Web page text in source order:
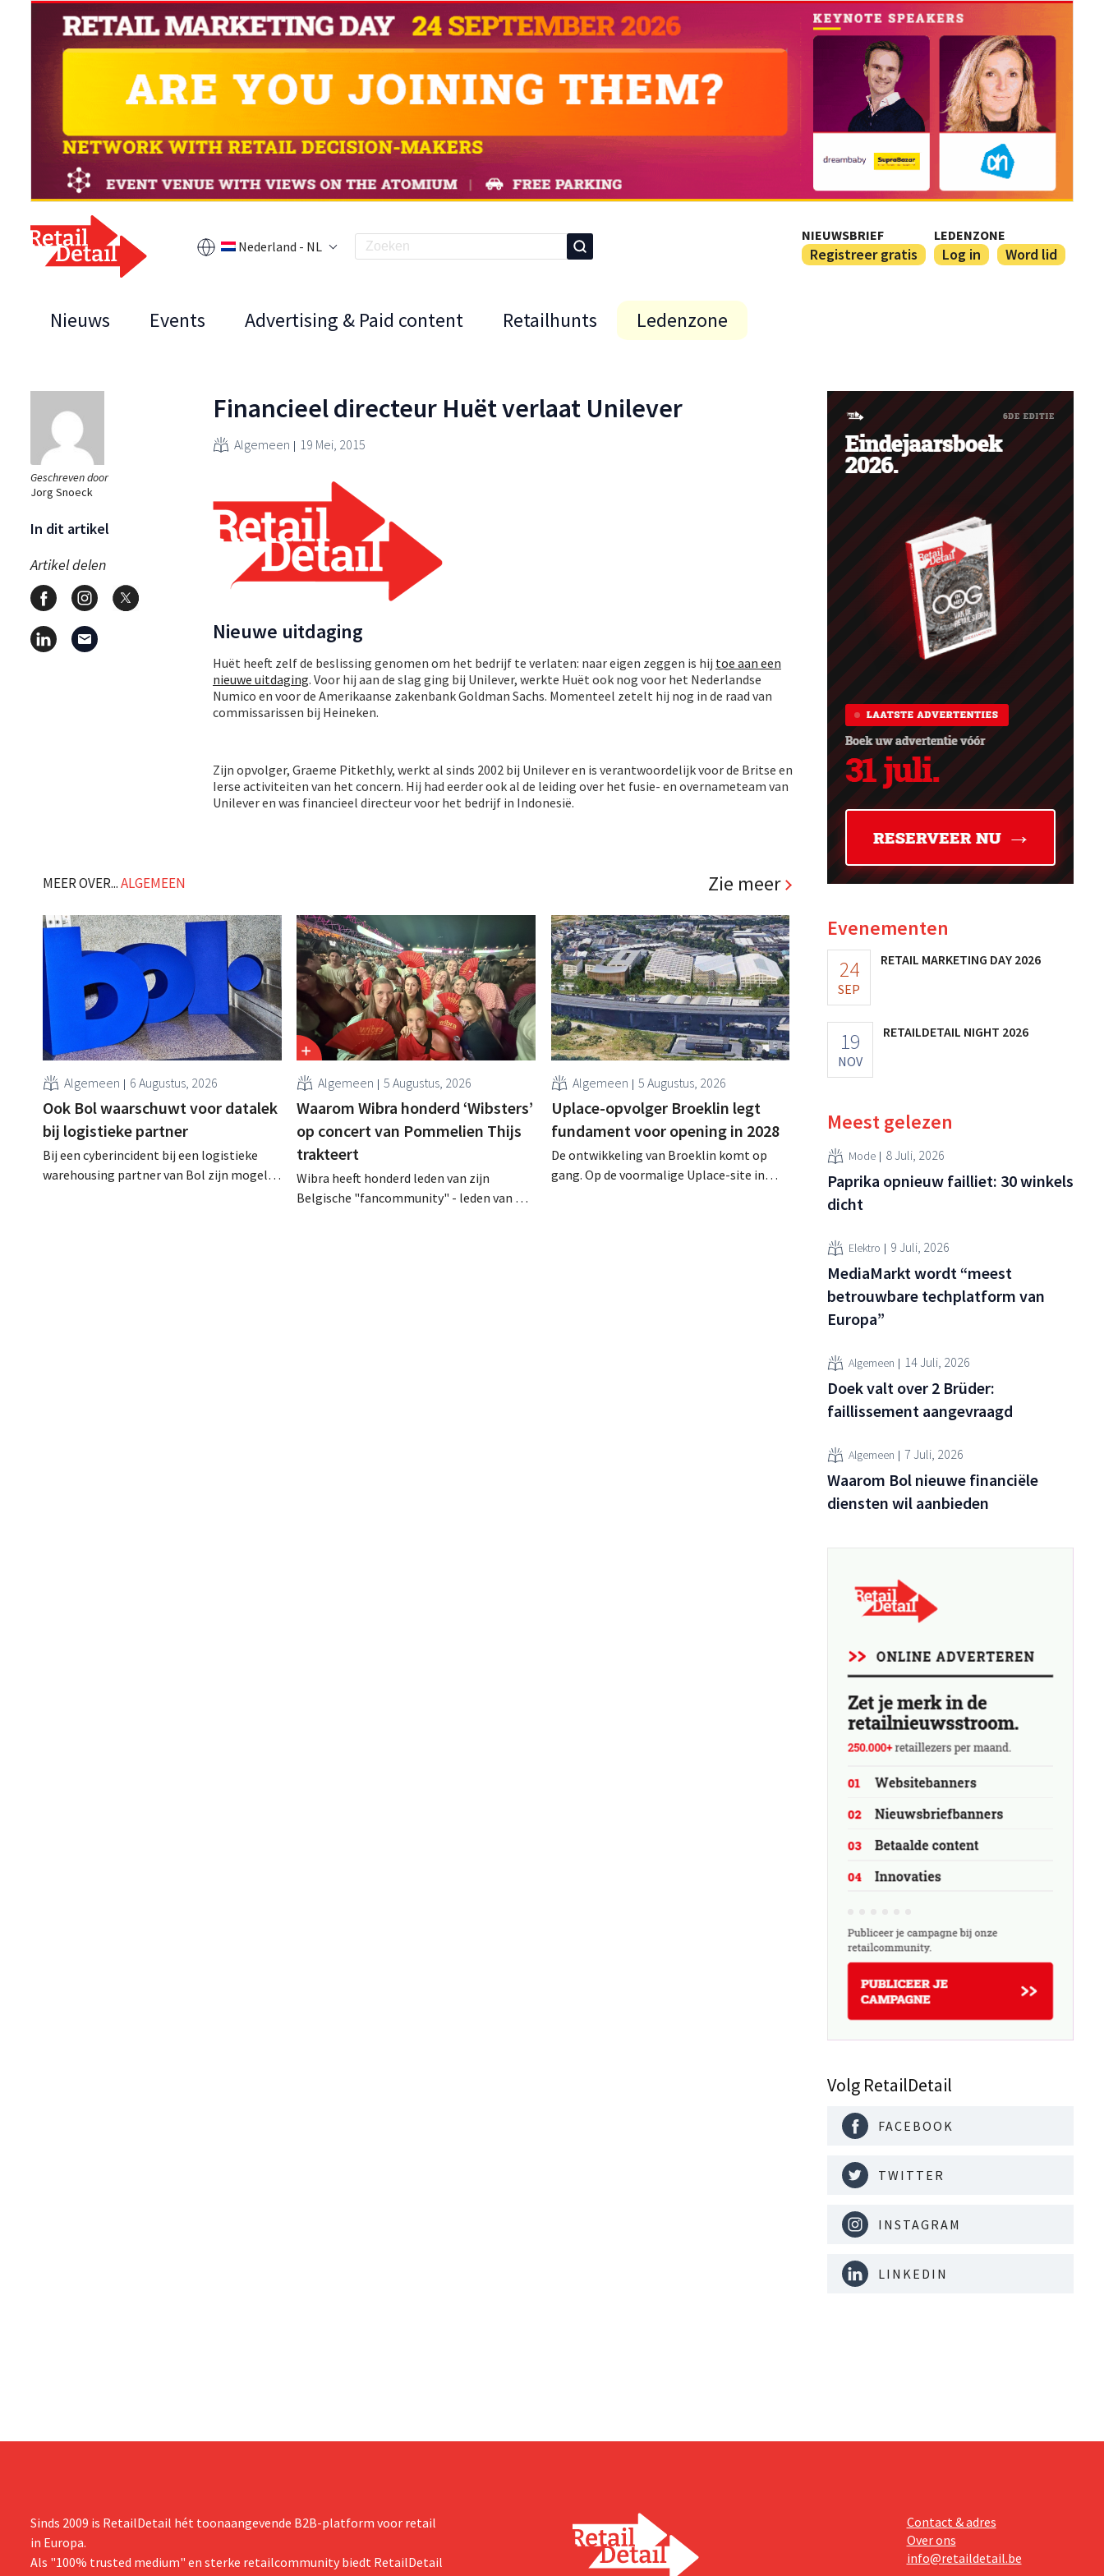
Nederland - NL
NIEUWSBRIEF
Registreer gratis
LEDENZONE
Log in Word lid
Nieuws Events Advertising & Paid content Retailhunts Ledenzone
Geschreven door
Jorg Snoeck
In dit artikel
Artikel delen
Financieel directeur Huët verlaat Unilever
Algemeen 19 Mei, 2015
Nieuwe uitdaging
Huët heeft zelf de beslissing genomen om het bedrijf te verlaten: naar eigen zeggen is hij toe aan een
nieuwe uitdaging. Voor hij aan de slag ging bij Unilever, werkte Huët ook nog voor het Nederlandse
Numico en voor de Amerikaanse zakenbank Goldman Sachs. Momenteel zetelt hij nog in de raad van
commissarissen bij Heineken.
Zijn opvolger, Graeme Pitkethly, werkt al sinds 2002 bij Unilever en is verantwoordelijk voor de Britse en
Ierse activiteiten van het concern. Hij had eerder ook al de leiding over het fusie- en overnameteam van
Unilever en was financieel directeur voor het bedrijf in Indonesië.
MEER OVER...ALGEMEEN Zie meer
Algemeen 6 Augustus, 2026
Ook Bol waarschuwt voor datalek
bij logistieke partner
Bij een cyberincident bij een logistieke
warehousing partner van Bol zijn mogelijk
Algemeen 5 Augustus, 2026
Waarom Wibra honderd ‘Wibsters’
op concert van Pommelien Thijs
trakteert
Wibra heeft honderd leden van zijn
Belgische "fancommunity" - leden van het
Algemeen 5 Augustus, 2026
Uplace-opvolger Broeklin legt
fundament voor opening in 2028
De ontwikkeling van Broeklin komt op
gang. Op de voormalige Uplace-site in
Evenementen
24
SEP
RETAIL MARKETING DAY 2026
19
NOV
RETAILDETAIL NIGHT 2026
Meest gelezen
Mode 8 Juli, 2026
Paprika opnieuw failliet: 30 winkels
dicht
Elektro 9 Juli, 2026
MediaMarkt wordt “meest
betrouwbare techplatform van
Europa”
Algemeen 14 Juli, 2026
Doek valt over 2 Brüder:
faillissement aangevraagd
Algemeen 7 Juli, 2026
Waarom Bol nieuwe financiële
diensten wil aanbieden
Volg RetailDetail
FACEBOOK
TWITTER
INSTAGRAM
LINKEDIN
Sinds 2009 is RetailDetail hét toonaangevende B2B-platform voor retail
in Europa.
Als "100% trusted medium" en sterke retailcommunity biedt RetailDetail
Contact & adres
Over ons
info@retaildetail.be